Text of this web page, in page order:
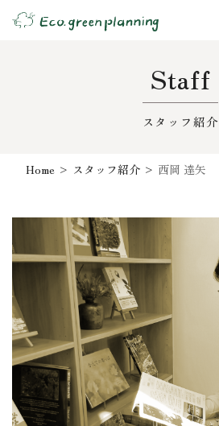
Staff
スタッフ紹介
Home > スタッフ紹介 > 西岡 達矢